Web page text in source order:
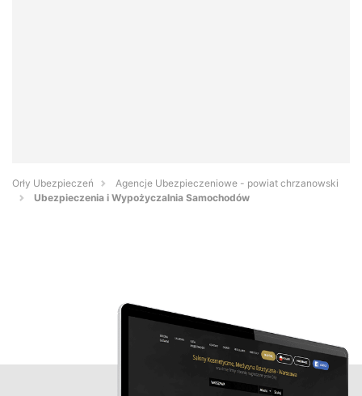
Orły Ubezpieczeń
Agencje Ubezpieczeniowe - powiat chrzanowski
Ubezpieczenia i Wypożyczalnia Samochodów